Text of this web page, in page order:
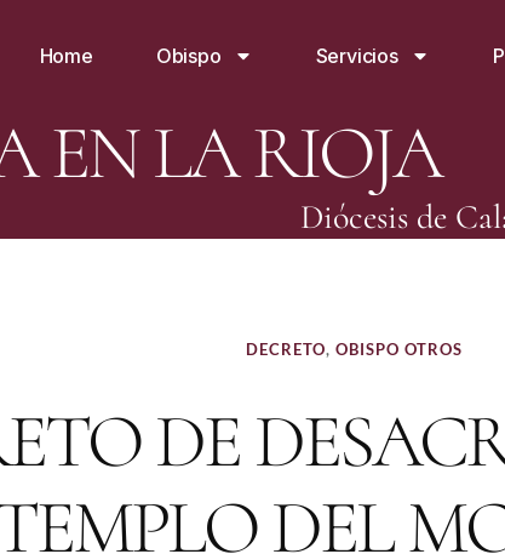
Home Obispo Servicios
EN LA RIOJA
Diócesis de
DECRETO, OBISPO OTROS
DE
DEL